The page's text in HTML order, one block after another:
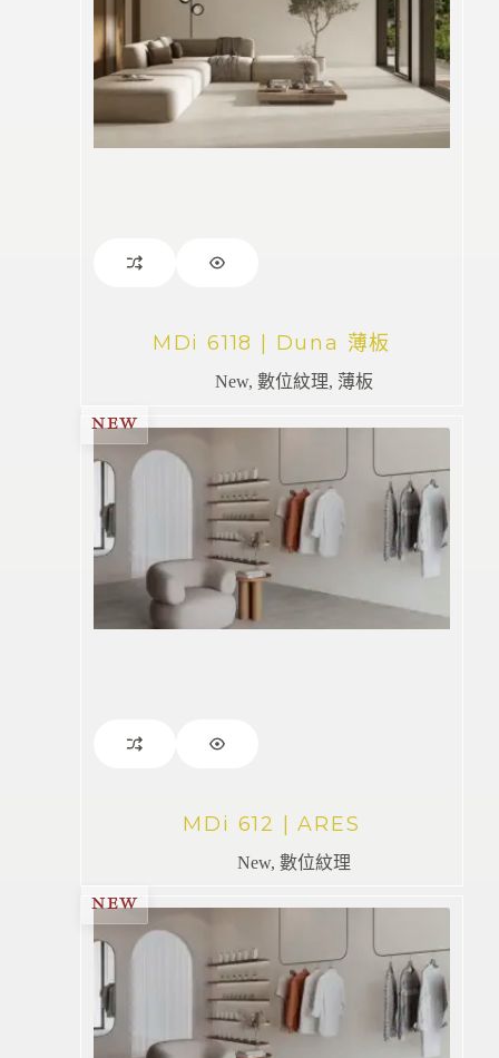
MDi 6118 | Duna 薄板
New, 數位紋理, 薄板
NEW
MDi 612 | ARES
New, 數位紋理
NEW